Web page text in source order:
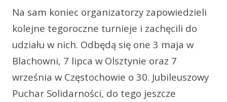
Na sam koniec organizatorzy zapowiedzieli
kolejne tegoroczne turnieje i zachęcili do
udziału w nich. Odbędą się one 3 maja w
Blachowni, 7 lipca w Olsztynie oraz 7
września w Częstochowie o 30. Jubileuszowy
Puchar Solidarności, do tego jeszcze